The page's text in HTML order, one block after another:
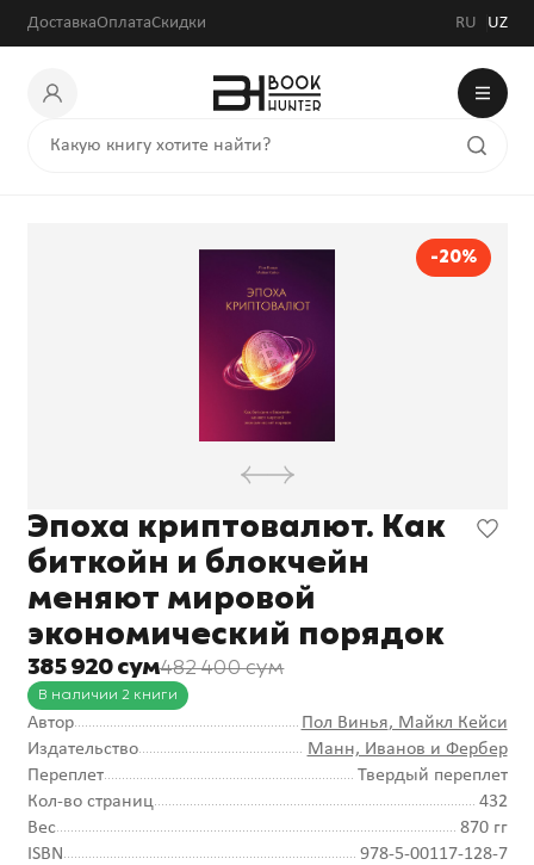
ДоставкаОплатаСкидки RU UZ
-20%
Эпоха криптовалют. Как
биткойн и блокчейн
меняют мировой
экономический порядок
385 920 сум482 400 сум
В наличии 2 книги
Автор Пол Винья, Майкл Кейси
Издательство
Манн, Иванов и Фербер
Переплет
Твердый переплет
Кол-во страниц
432
Вес
870 гг
ISBN
978-5-00117-128-7